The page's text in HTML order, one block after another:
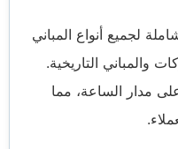
لجميع أنواع المباني
والمباني التاريخية.
مدار الساعة، مما